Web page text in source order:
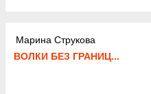
Марина Струкова
ВОЛКИ БЕЗ ГРАНИЦ...